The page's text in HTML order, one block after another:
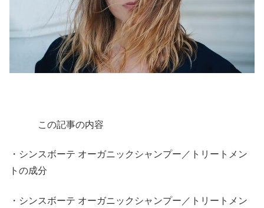
この記事の内容
・シンスボーテ オーガニックシャンプー／トリートメン
トの成分
・シンスボーテ オーガニックシャンプー／トリートメン